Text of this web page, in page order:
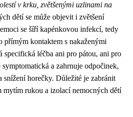
v krku, zvětšenými uzlinami na
dětí se může objevit i zvětšení
se šíří kapénkovou infekcí, tedy
přímým kontaktem s nakaženými
specifická léčba ani pro pátou, ani pro
a zahrnuje odpočinek,
snížení horečky. Důležité je zabránit
mytím rukou a izolací nemocných dětí